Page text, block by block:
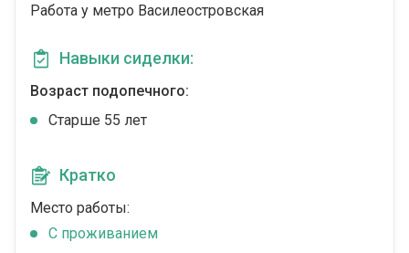
Работа у метро Василеостровская
Навыки сиделки:
Возраст подопечного:
Cтарше 55 лет
Кратко
Место работы:
C проживанием